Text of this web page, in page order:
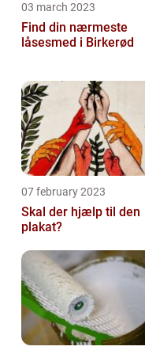
03 march 2023
Find din nærmeste
låsesmed i Birkerød
07 february 2023
Skal der hjælp til den
plakat?